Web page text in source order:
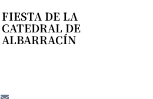
FIESTA DE LA
CATEDRAL DE
ALBARRACÍN